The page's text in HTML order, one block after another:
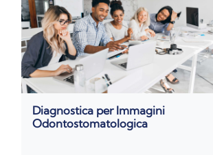
Diagnostica per Immagini
Odontostomatologica